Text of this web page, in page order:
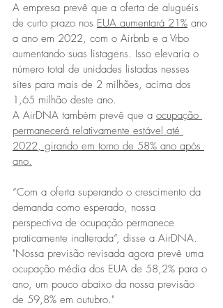
A empresa prevê que a oferta de aluguéis
de curto prazo nos EUA aumentará 21% ano
a ano em 2022, com o Airbnb e a Vrbo
aumentando suas listagens. Isso elevaria o
número total de unidades listadas nesses
sites para mais de 2 milhões, acima dos
1,65 milhão deste ano.
A AirDNA também prevê que a ocupação
permanecerá relativamente estável até
2022, girando em torno de 58% ano após
ano.
“Com a oferta superando o crescimento da
demanda como esperado, nossa
perspectiva de ocupação permanece
praticamente inalterada”, disse a AirDNA.
"Nossa previsão revisada agora prevê uma
ocupação média dos EUA de 58,2% para o
ano, um pouco abaixo da nossa previsão
de 59,8% em outubro."